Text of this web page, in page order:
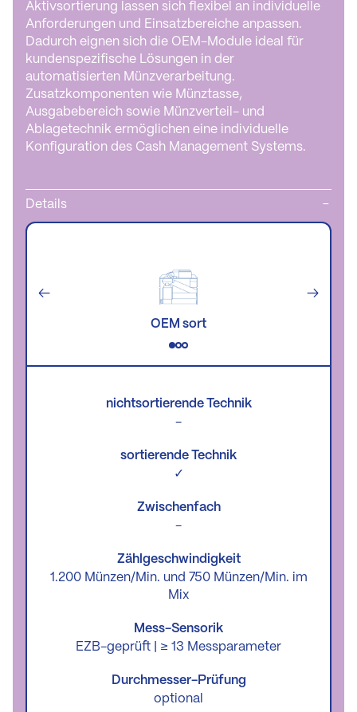
Aktivsortierung lassen sich flexibel an individuelle
Anforderungen und Einsatzbereiche anpassen.
Dadurch eignen sich die OEM-Module ideal für
kundenspezifische Lösungen in der
automatisierten Münzverarbeitung.
Zusatzkomponenten wie Münztasse,
Ausgabebereich sowie Münzverteil- und
Ablagetechnik ermöglichen eine individuelle
Konfiguration des Cash Management Systems.
Details
OEM sort
nichtsortierende Technik
-
sortierende Technik
✓
Zwischenfach
-
Zählgeschwindigkeit
1.200 Münzen/Min. und 750 Münzen/Min. im
Mix
Mess-Sensorik
EZB-geprüft | ≥ 13 Messparameter
Durchmesser-Prüfung
optional
← →